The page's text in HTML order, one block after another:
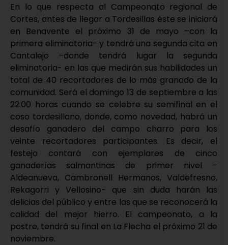
En lo que respecta al Campeonato regional de
Cortes, antes de llegar a Tordesillas éste se iniciará
en Benavente el próximo 31 de mayo –con la
primera eliminatoria- y tendrá una segunda cita en
Cantalejo –donde tendrá lugar la segunda
eliminatoria- en las que medirán sus habilidades un
total de 40 recortadores de lo más granado de la
comunidad. Será el domingo 13 de septiembre a las
22:00 horas cuando se celebre su semifinal en el
coso tordesillano, donde, como novedad, habrá un
desafío ganadero del campo charro para los
veinte recortadores participantes. Es decir, el
festejo contará con ejemplares de cinco
ganaderías salmantinas de primer nivel –
Aldeanueva, Cambronell Hermanos, Valdefresno,
Rekagorri y Vellosino- que sin duda harán las
delicias del público y entre las que se reconocerá la
calidad del mejor hierro. El campeonato, a la
postre, tendrá su final en La Flecha el próximo 21 de
noviembre.